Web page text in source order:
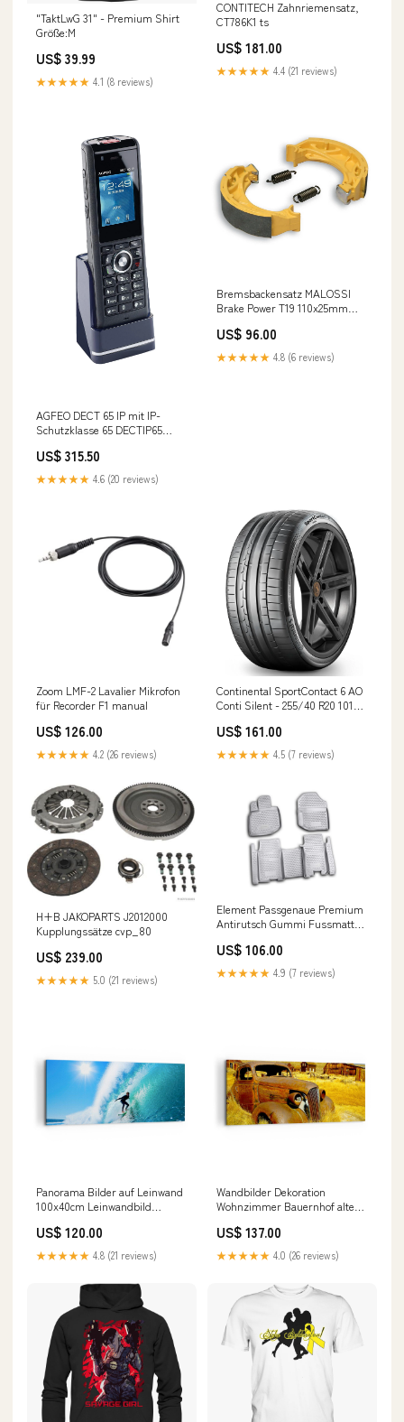
"TaktLwG 31" - Premium Shirt
Größe:M
US$ 39.99
★★★★★ 4.1 (8 reviews)
CONTITECH Zahnriemensatz,
CT786K1 ts
US$ 181.00
★★★★★ 4.4 (21 reviews)
AGFEO DECT 65 IP mit IP-
Schutzklasse 65 DECTIP65
US$ 315.50
★★★★★ 4.6 (20 reviews)
Bremsbackensatz MALOSSI
Brake Power T19 110x25mm
Typhoon X 125 ZAPM02 2T
bestseller
US$ 96.00
★★★★★ 4.8 (6 reviews)
Zoom LMF-2 Lavalier Mikrofon
für Recorder F1 manual
US$ 126.00
★★★★★ 4.2 (26 reviews)
Continental SportContact 6 AO
Conti Silent - 255/40 R20 101Y
(PKW) 255/40 relatedProduct
US$ 161.00
★★★★★ 4.5 (7 reviews)
H+B JAKOPARTS J2012000
Kupplungssätze cvp_80
US$ 239.00
★★★★★ 5.0 (21 reviews)
Element Passgenaue Premium
Antirutsch Gummi Fussmatten
US$ 106.00
★★★★★ 4.9 (7 reviews)
Panorama Bilder auf Leinwand
100x40cm Leinwandbild
spass Gross Wanddeko Bil
bestseller
US$ 120.00
★★★★★ 4.8 (21 reviews)
Wandbilder Dekoration
Wohnzimmer Bauernhof altes
Bilder auf Leinwand 120x50 ts
US$ 137.00
★★★★★ 4.0 (26 reviews)